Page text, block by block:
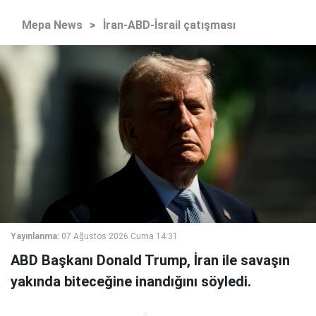
Mepa News > İran-ABD-İsrail çatışması
Yayınlanma: 07 Ağustos 2026 Cuma 14:31
ABD Başkanı Donald Trump, İran ile savaşın
yakında biteceğine inandığını söyledi.